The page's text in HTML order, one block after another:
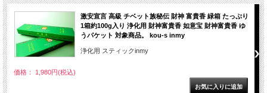
激安宣言 高級 チベット族秘伝 財神 富貴香 緑箱 たっぷり
1箱約100g入り 浄化用 財神富貴香 如意宝 財神富貴香 ゆ
うパケット 対象商品。 kou-s inmy
浄化用 スティックinmy
価格： 1,980円(税込)